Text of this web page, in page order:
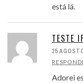
está lá.
TESTE
25
Adorei